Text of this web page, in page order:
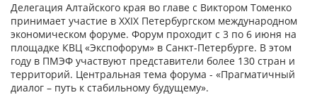
Делегация Алтайского края во главе с Виктором Томенко
принимает участие в XXIX Петербургском международном
экономическом форуме. Форум проходит с 3 по 6 июня на
площадке КВЦ «Экспофорум» в Санкт-Петербурге. В этом
году в ПМЭФ участвуют представители более 130 стран и
территорий. Центральная тема форума - «Прагматичный
диалог – путь к стабильному будущему».